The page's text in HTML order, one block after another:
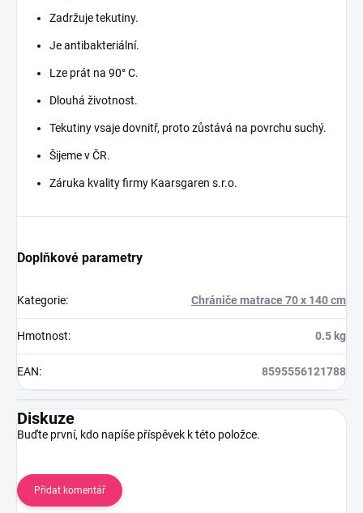
Zadržuje tekutiny.
Je antibakteriální.
Lze prát na 90° C.
Dlouhá životnost.
Tekutiny vsaje dovnitř, proto zůstává na povrchu suchý.
Šijeme v ČR.
Záruka kvality firmy Kaarsgaren s.r.o.
Doplňkové parametry
Kategorie: Chrániče matrace 70 x 140 cm
Hmotnost: 0.5 kg
EAN: 8595556121788
Diskuze
Buďte první, kdo napíše příspěvek k této položce.
Přidat komentář